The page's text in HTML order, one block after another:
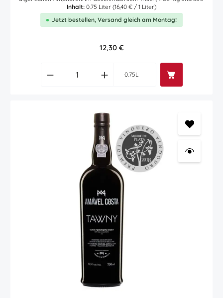
Reich an Aromen von Beeren, Erdbeeren, Kirschen und dunkler
Schokolade. Am Gaumen frische und feine Süße mit Aromen nach
Kirsche, Himbeere, Johannisbeere und Pflaume. Wunderbare
Inhalt: 0.75 Liter (16,40 € / 1 Liter)
Jetzt bestellen, Versand gleich am Montag!
Regulärer Preis:
12,30 €
Produkt Anzahl: Gib den gewünschten
0.75L